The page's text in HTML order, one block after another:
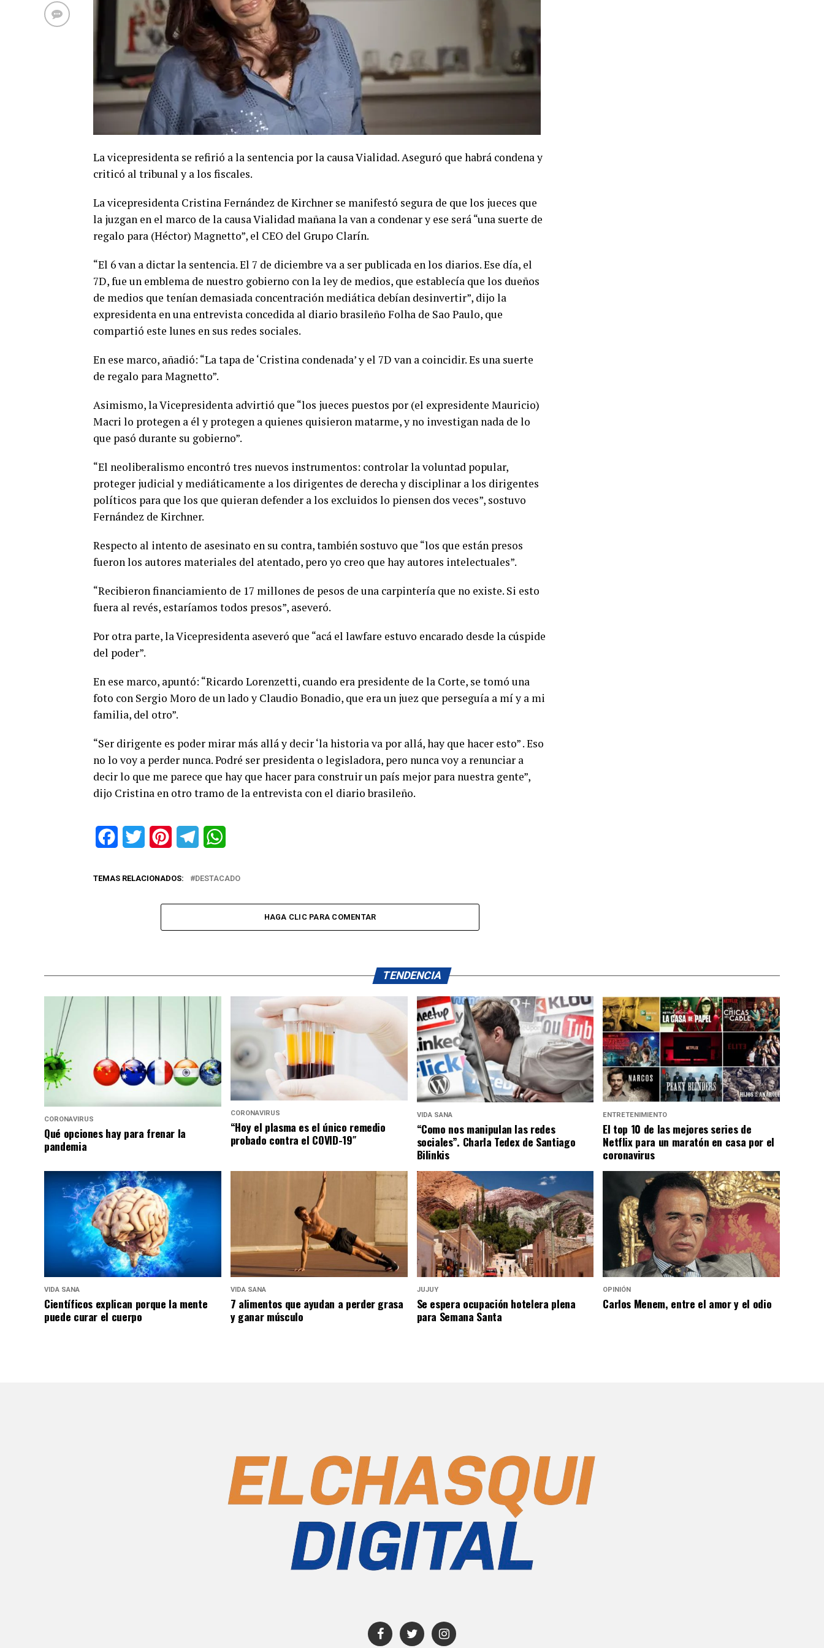
La vicepresidenta se refirió a la sentencia por la causa Vialidad. Aseguró que habrá condena y
criticó al tribunal y a los fiscales.
La vicepresidenta Cristina Fernández de Kirchner se manifestó segura de que los jueces que
la juzgan en el marco de la causa Vialidad mañana la van a condenar y ese será “una suerte de
regalo para (Héctor) Magnetto”, el CEO del Grupo Clarín.
“El 6 van a dictar la sentencia. El 7 de diciembre va a ser publicada en los diarios. Ese día, el
7D, fue un emblema de nuestro gobierno con la ley de medios, que establecía que los dueños
de medios que tenían demasiada concentración mediática debían desinvertir”, dijo la
expresidenta en una entrevista concedida al diario brasileño Folha de Sao Paulo, que
compartió este lunes en sus redes sociales.
En ese marco, añadió: “La tapa de ‘Cristina condenada’ y el 7D van a coincidir. Es una suerte
de regalo para Magnetto”.
Asimismo, la Vicepresidenta advirtió que “los jueces puestos por (el expresidente Mauricio)
Macri lo protegen a él y protegen a quienes quisieron matarme, y no investigan nada de lo
que pasó durante su gobierno”.
“El neoliberalismo encontró tres nuevos instrumentos: controlar la voluntad popular,
proteger judicial y mediáticamente a los dirigentes de derecha y disciplinar a los dirigentes
políticos para que los que quieran defender a los excluidos lo piensen dos veces”, sostuvo
Fernández de Kirchner.
Respecto al intento de asesinato en su contra, también sostuvo que “los que están presos
fueron los autores materiales del atentado, pero yo creo que hay autores intelectuales”.
“Recibieron financiamiento de 17 millones de pesos de una carpintería que no existe. Si esto
fuera al revés, estaríamos todos presos”, aseveró.
Por otra parte, la Vicepresidenta aseveró que “acá el lawfare estuvo encarado desde la cúspide
del poder”.
En ese marco, apuntó: “Ricardo Lorenzetti, cuando era presidente de la Corte, se tomó una
foto con Sergio Moro de un lado y Claudio Bonadio, que era un juez que perseguía a mí y a mi
familia, del otro”.
“Ser dirigente es poder mirar más allá y decir ‘la historia va por allá, hay que hacer esto” . Eso
no lo voy a perder nunca. Podré ser presidenta o legisladora, pero nunca voy a renunciar a
decir lo que me parece que hay que hacer para construir un país mejor para nuestra gente”,
dijo Cristina en otro tramo de la entrevista con el diario brasileño.
FacebookTwitter PinterestTelegram
TEMAS RELACIONADOS: DESTACADO
HAGA CLIC PARA COMENTAR
TENDENCIA
CORONAVIRUS
Qué opciones hay para frenar la
pandemia
CORONAVIRUS
“Hoy el plasma es el único remedio
probado contra el COVID-19″
VIDA SANA
“Como nos manipulan las redes
sociales”. Charla Tedex de Santiago
Bilinkis
ENTRETENIMIENTO
El top 10 de las mejores series de
Netflix para un maratón en casa por el
coronavirus
VIDA SANA
Científicos explican porque la mente
puede curar el cuerpo
VIDA SANA
7 alimentos que ayudan a perder grasa
y ganar músculo
JUJUY
Se espera ocupación hotelera plena
para Semana Santa
OPINIÓN
Carlos Menem, entre el amor y el odio